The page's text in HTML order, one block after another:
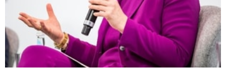
Wir verwenden Cookies, um Inhalte und Anzeigen zu
personalisieren, Funktionen für soziale Medien anbieten
zu können und die Zugriffe auf unsere Website zu
analysieren. Außerdem geben wir Informationen zu Ihrer
Verwendung unserer Website an unsere Partner für
soziale Medien, Werbung und Analysen weiter. Unsere